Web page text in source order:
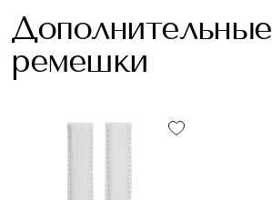
Дополнительные
ремешки